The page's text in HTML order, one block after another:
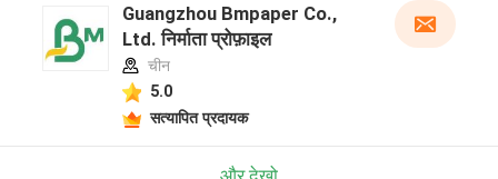
Guangzhou Bmpaper Co.,
Ltd. निर्माता प्रोफ़ाइल
चीन
5.0
सत्यापित प्रदायक